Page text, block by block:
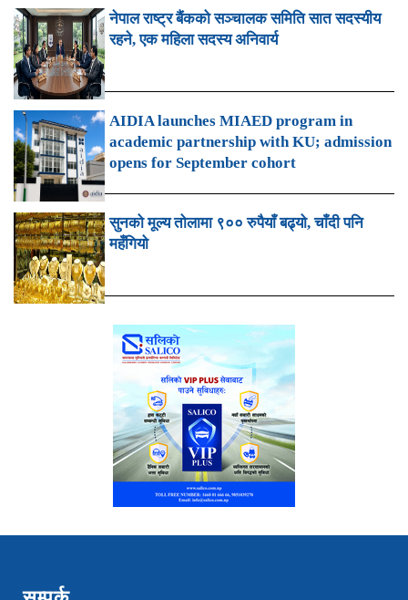
नेपाल राष्ट्र बैंकको सञ्चालक समिति सात सदस्यीय
रहने, एक महिला सदस्य अनिवार्य
AIDIA launches MIAED program in
academic partnership with KU; admission
opens for September cohort
सुनको मूल्य तोलामा ९०० रुपैयाँ बढ्यो, चाँदी पनि
महँगियो